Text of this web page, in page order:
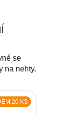
se
na nehty.
20 KS